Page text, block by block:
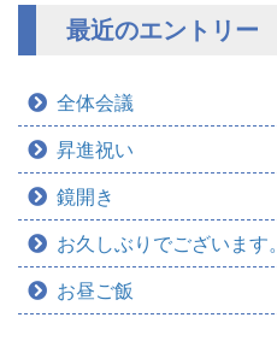
最近のエントリー
全体会議
昇進祝い
鏡開き
お久しぶりでございます。
お昼ご飯